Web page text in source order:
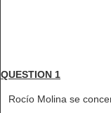
QUESTION 1
Rocío Molina se